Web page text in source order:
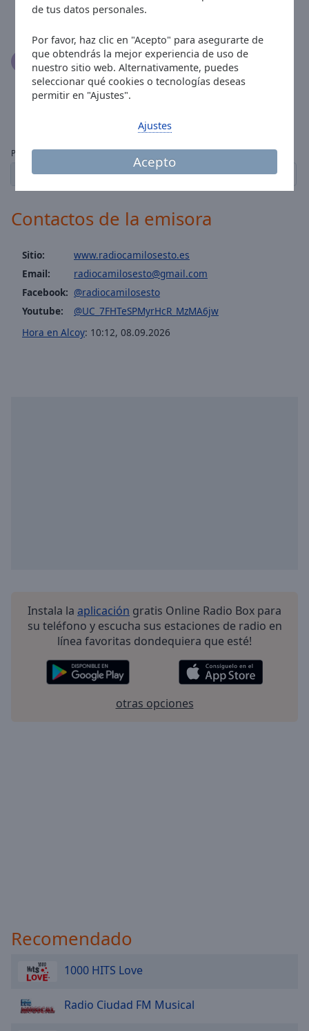
de tus datos personales.
Por favor, haz clic en "Acepto" para asegurarte de
que obtendrás la mejor experiencia de uso de
nuestro sitio web. Alternativamente, puedes
seleccionar qué cookies o tecnologías deseas
permitir en "Ajustes".
Acepto
Ajustes
de nuevo todo su repertorio, el mas grande de todos
Katherine Zambrano Katherine zambrano
25.11.2022
No piensan retornar ?? Se echa de menos de esta
Paginas:
2 3 4 5 ... 7 ← anterior siguiente →
Contactos de la emisora
Sitio:
www.radiocamilosesto.es
Email:
radiocamilosesto@gmail.com
Facebook: @radiocamilosesto
Youtube:
@UC_7FHTeSPMyrHcR_MzMA6jw
Hora en Alcoy: 10:12, 08.09.2026
Instala la aplicación gratis Online Radio Box para
su teléfono y escucha sus estaciones de radio en
línea favoritas dondequiera que esté!
otras opciones
Recomendado
1000 HITS Love
Radio Ciudad FM Musical